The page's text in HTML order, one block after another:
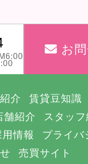
お
介
賃貸豆知識
舗紹介
スタッ
用情報
プライバ
売買サイト